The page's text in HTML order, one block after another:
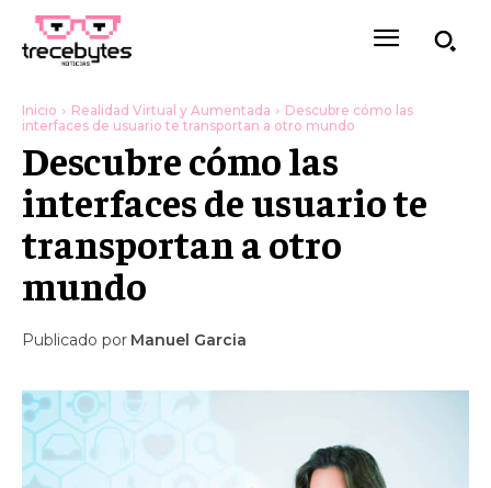
Inicio Realidad Virtual y Aumentada
Descubre cómo las
interfaces de usuario te transportan a otro mundo
Descubre cómo las
interfaces de usuario te
transportan a otro
mundo
Publicado por Manuel Garcia